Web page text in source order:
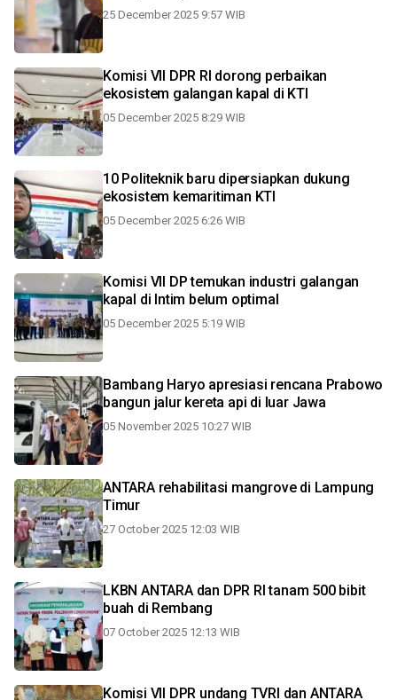
25 December 2025 9:57 WIB
Komisi VII DPR RI dorong perbaikan
ekosistem galangan kapal di KTI
05 December 2025 8:29 WIB
10 Politeknik baru dipersiapkan dukung
ekosistem kemaritiman KTI
05 December 2025 6:26 WIB
Komisi VII DP temukan industri galangan
kapal di Intim belum optimal
05 December 2025 5:19 WIB
Bambang Haryo apresiasi rencana Prabowo
bangun jalur kereta api di luar Jawa
05 November 2025 10:27 WIB
ANTARA rehabilitasi mangrove di Lampung
Timur
27 October 2025 12:03 WIB
LKBN ANTARA dan DPR RI tanam 500 bibit
buah di Rembang
07 October 2025 12:13 WIB
Komisi VII DPR undang TVRI dan ANTARA